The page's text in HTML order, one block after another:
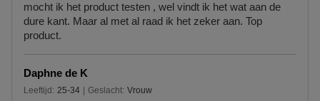
mocht ik het product testen , wel vindt ik het wat aan de
dure kant. Maar al met al raad ik het zeker aan. Top
product.
E
N
E
N
Daphne de K
Leeftijd
25 tot 34 25-34 Geslacht Vrouw